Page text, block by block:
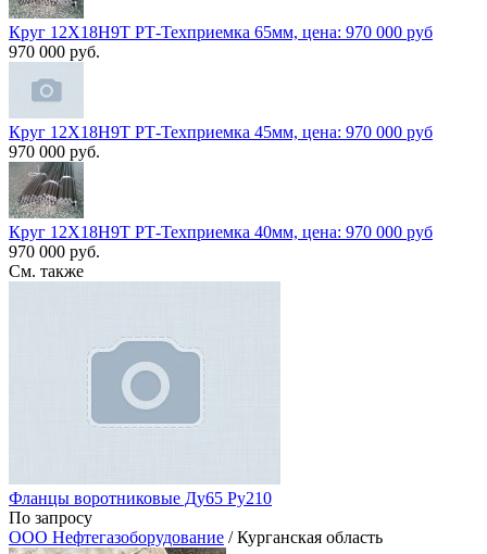
Круг 12Х18Н9Т РТ-Техприемка 65мм, цена: 970 000 руб
970 000 руб.
Круг 12Х18Н9Т РТ-Техприемка 45мм, цена: 970 000 руб
970 000 руб.
Круг 12Х18Н9Т РТ-Техприемка 40мм, цена: 970 000 руб
970 000 руб.
См. также
Фланцы воротниковые Ду65 Ру210
По запросу
ООО Нефтегазоборудование / Курганская область